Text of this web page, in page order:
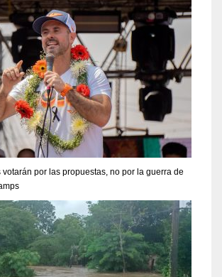
votarán por las propuestas, no por la guerra de